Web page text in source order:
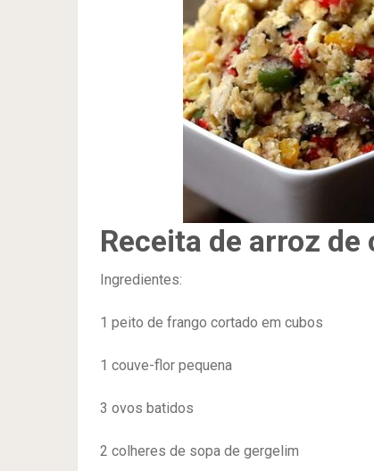
Receita de arroz
Ingredientes:
1 peito de frango cortado em cubos
1 couve-flor pequena
3 ovos batidos
2 colheres de sopa de gergelim